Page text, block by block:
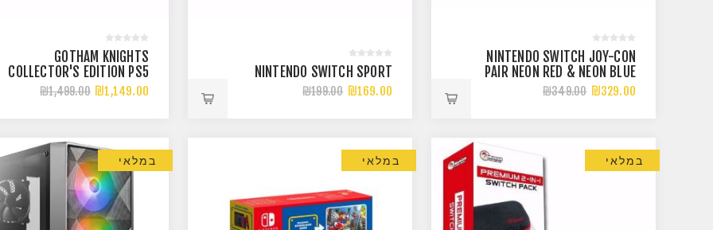
NINTENDO SWITCH JOY-CON
PAIR NEON RED & NEON BLUE
₪329.00
₪349.00
NINTENDO SWITCH SPORT
₪169.00
₪199.00
GOTHAM KNIGHTS
COLLECTOR'S EDITION PS5
₪1,149.00
₪1,499.00
במלאי במלאי במלאי